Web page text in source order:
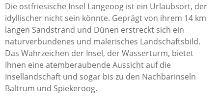
Die ostfriesische Insel Langeoog ist ein Urlaubsort, der
idyllischer nicht sein könnte. Geprägt von ihrem 14 km
langen Sandstrand und Dünen erstreckt sich ein
naturverbundenes und malerisches Landschaftsbild.
Das Wahrzeichen der Insel, der Wasserturm, bietet
Ihnen eine atemberaubende Aussicht auf die
Insellandschaft und sogar bis zu den Nachbarinseln
Baltrum und Spiekeroog.